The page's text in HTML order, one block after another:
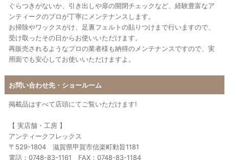
ぐらつきがないか、引き出しや扉の開閉チェックなど、経験豊富なア
ンティークのプロが丁寧にメンテナンスします。
お掃除やワックスがけ、足裏フェルトの貼りつけまで行いますので、
受け取ったその日からお使いいただけます。
再販売されるようなプロの業者様も納得のメンテナンスですので、実
用面でも安心してお使いいただけますよ。
お問い合わせ先・ショールーム
掲載品はすべて店頭にてご覧いただけます!
【 実店舗・工房 】
アンティークフレックス
〒529-1804 滋賀県甲賀市信楽町勅旨1181
電話：0748-83-1161 FAX：0748-83-1184